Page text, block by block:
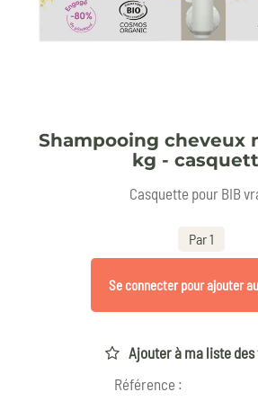
Shampooing cheveux
kg -
Casquette pour BIB
Par 1
Se connecter pour ajouter
Ajouter à ma liste
Référence :